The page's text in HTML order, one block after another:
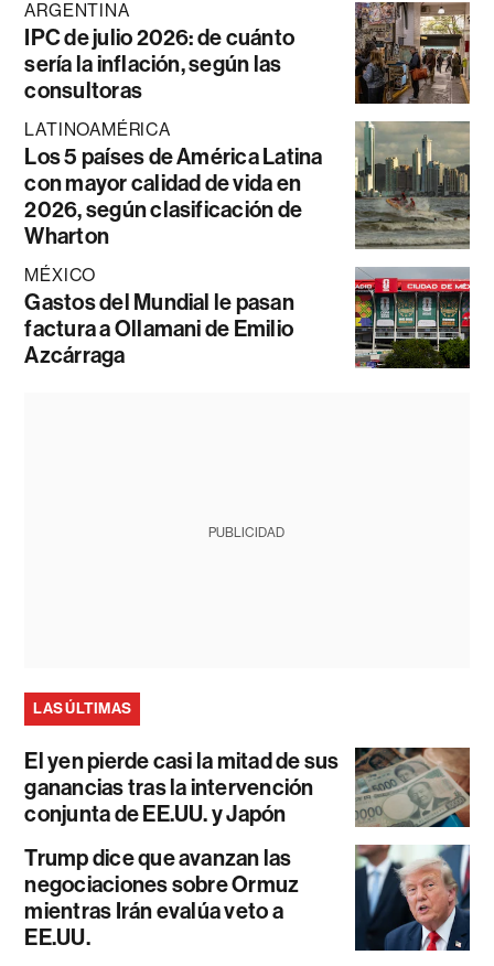
ARGENTINA
IPC de julio 2026: de cuánto
sería la inflación, según las
consultoras
LATINOAMÉRICA
Los 5 países de América Latina
con mayor calidad de vida en
2026, según clasificación de
Wharton
MÉXICO
Gastos del Mundial le pasan
factura a Ollamani de Emilio
Azcárraga
PUBLICIDAD
LAS ÚLTIMAS
El yen pierde casi la mitad de sus
ganancias tras la intervención
conjunta de EE.UU. y Japón
Trump dice que avanzan las
negociaciones sobre Ormuz
mientras Irán evalúa veto a
EE.UU.